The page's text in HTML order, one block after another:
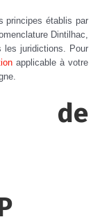
principes établis par
Dintilhac,
les juridictions. Pour
applicable à votre
de